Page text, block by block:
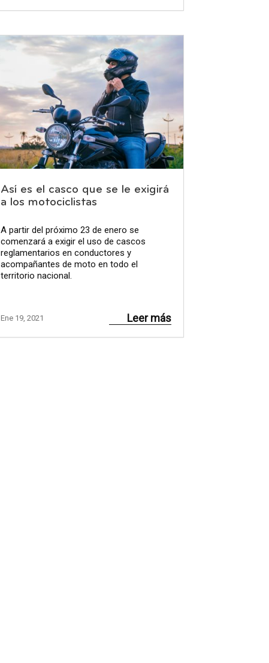
Así es el casco que se le exigirá
a los motociclistas
A partir del próximo 23 de enero se
comenzará a exigir el uso de cascos
reglamentarios en conductores y
acompañantes de moto en todo el
territorio nacional.
Ene 19, 2021 Leer más